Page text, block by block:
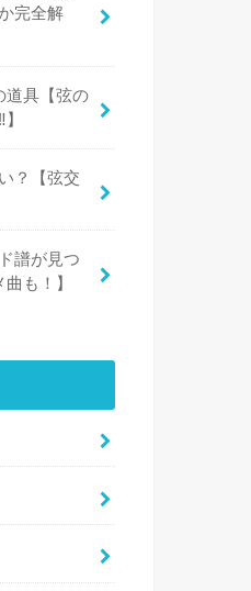
完全解
道具【弦の
？【弦交
譜が見つ
も！】